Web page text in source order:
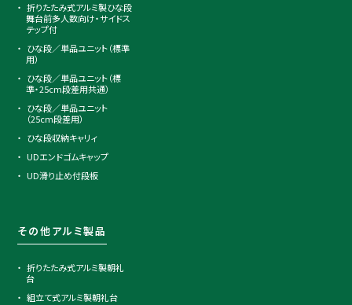
折りたたみ式アルミ製ひな段
舞台前多人数向け・サイドス
テップ付
ひな段／単品ユニット（標準
用）
ひな段／単品ユニット（標
準・25cm段差用共通）
ひな段／単品ユニット
（25cm段差用）
ひな段収納キャリィ
UDエンドゴムキャップ
UD滑り止め付段板
その他アルミ製品
折りたたみ式アルミ製朝礼
台
組立て式アルミ製朝礼台